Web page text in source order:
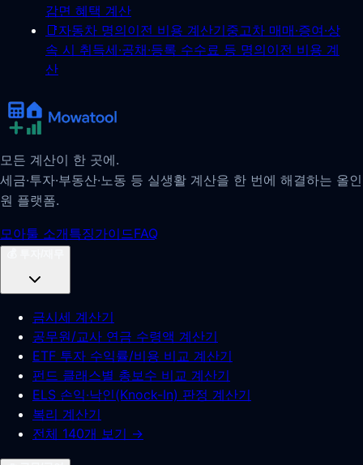
감면 혜택 계산
📑자동차 명의이전 비용 계산기중고차 매매·증여·상
속 시 취득세·공채·등록 수수료 등 명의이전 비용 계
산
모든 계산이 한 곳에.
세금·투자·부동산·노동 등 실생활 계산을 한 번에 해결하는 올인
원 플랫폼.
모아툴 소개특징가이드FAQ
금시세 계산기
공무원/교사 연금 수령액 계산기
ETF 투자 수익률/비용 비교 계산기
펀드 클래스별 총보수 비교 계산기
ELS 손익·낙인(Knock-In) 판정 계산기
복리 계산기
전체 140개 보기 →